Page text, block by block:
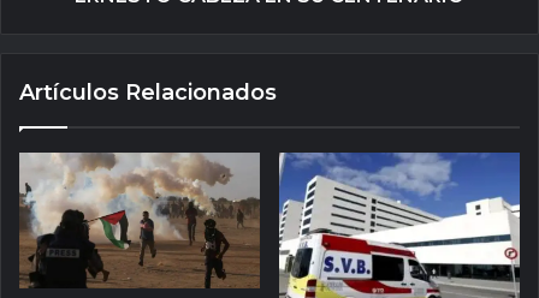
Artículos Relacionados